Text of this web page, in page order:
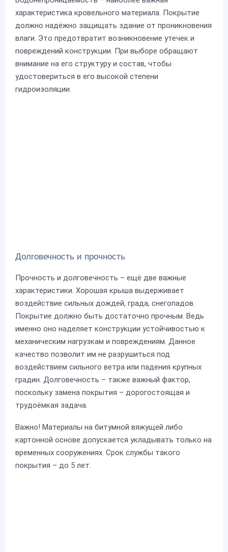
характеристика кровельного материала. Покрытие
должно надёжно защищать здание от проникновения
влаги. Это предотвратит возникновение утечек и
повреждений конструкции. При выборе обращают
внимание на его структуру и состав, чтобы
удостовериться в его высокой степени
гидроизоляции.
Долговечность и прочность
Прочность и долговечность – ещё две важные
характеристики. Хорошая крыша выдерживает
воздействие сильных дождей, града, снегопадов.
Покрытие должно быть достаточно прочным. Ведь
именно оно наделяет конструкции устойчивостью к
механическим нагрузкам и повреждениям. Данное
качество позволит им не разрушиться под
воздействием сильного ветра или падения крупных
градин. Долговечность – также важный фактор,
поскольку замена покрытия – дорогостоящая и
трудоёмкая задача.
Важно! Материалы на битумной вяжущей либо
картонной основе допускается укладывать только на
временных сооружениях. Срок службы такого
покрытия – до 5 лет.